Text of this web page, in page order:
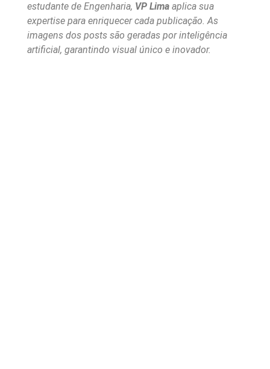
estudante de Engenharia, VP Lima aplica sua
expertise para enriquecer cada publicação. As
imagens dos posts são geradas por inteligência
artificial, garantindo visual único e inovador.